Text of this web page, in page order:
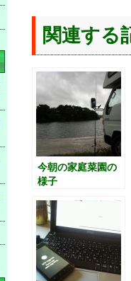
関連する
今朝の家庭菜園の
様子